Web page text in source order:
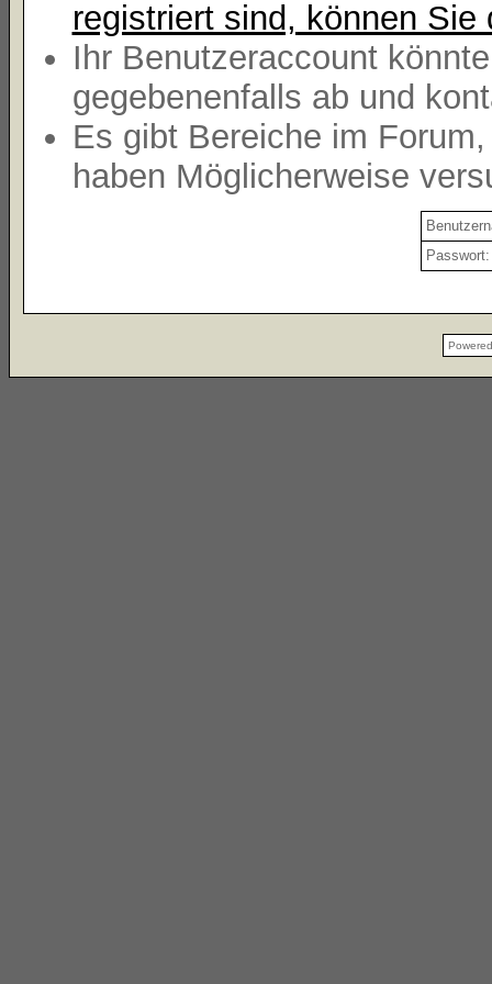
registriert sind, können Sie
Ihr Benutzeraccount
gegebenenfalls ab und
Es gibt Bereiche im
haben Möglicherweise
Passwort: